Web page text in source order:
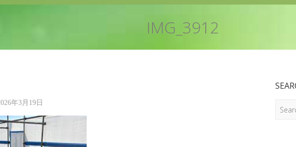
IMG_3912
年3月19日